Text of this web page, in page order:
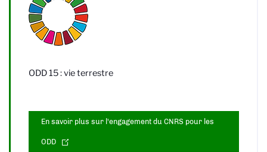
ODD 15 : vie terrestre
En savoir plus sur l'engagement du CNRS pour les
ODD